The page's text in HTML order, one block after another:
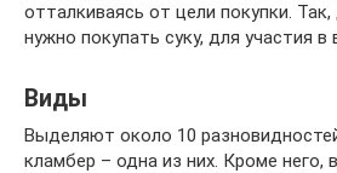
отталкиваясь от цели покупки.
нужно покупать суку, для участия
Виды
Выделяют около 10
кламбер – одна из них. Кроме него,